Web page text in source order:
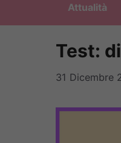
Attualità
Test:
31 Dicembre